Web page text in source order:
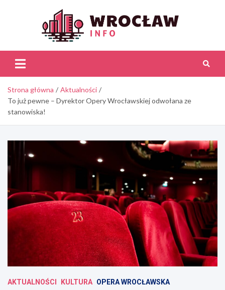
Strona główna
Aktualności
To już pewne – Dyrektor Opery Wrocławskiej odwołana ze
stanowiska!
AKTUALNOŚCI KULTURA OPERA WROCŁAWSKA